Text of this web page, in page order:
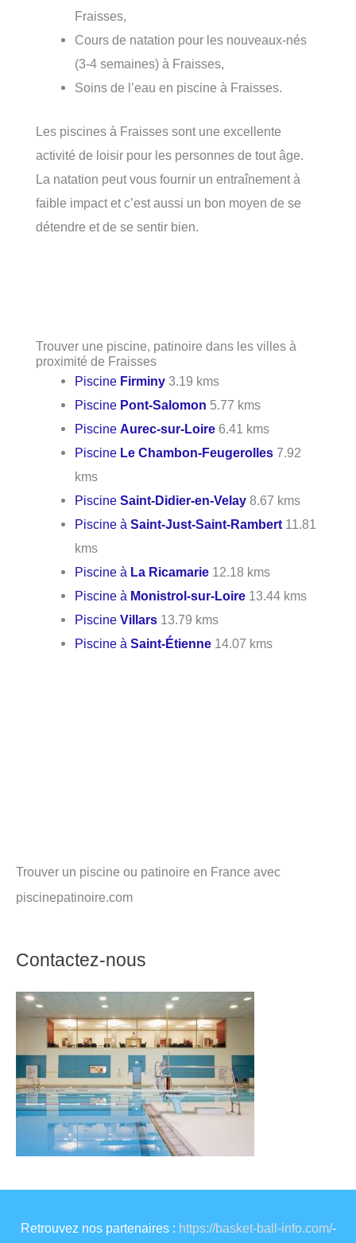
Fraisses,
Cours de natation pour les nouveaux-nés
(3-4 semaines) à Fraisses,
Soins de l’eau en piscine à Fraisses.
Les piscines à Fraisses sont une excellente
activité de loisir pour les personnes de tout âge.
La natation peut vous fournir un entraînement à
faible impact et c’est aussi un bon moyen de se
détendre et de se sentir bien.
Trouver une piscine, patinoire dans les villes à
proximité de Fraisses
Piscine Firminy 3.19 kms
Piscine Pont-Salomon 5.77 kms
PiscineAurec-sur-Loire 6.41 kms
Piscine Le Chambon-Feugerolles 7.92
kms
PiscineSaint-Didier-en-Velay 8.67 kms
Piscine àSaint-Just-Saint-Rambert 11.81
kms
Piscine à La Ricamarie 12.18 kms
Piscine à Monistrol-sur-Loire 13.44 kms
PiscineVillars 13.79 kms
Piscine àSaint-Étienne 14.07 kms
Trouver un piscine ou patinoire en France avec
piscinepatinoire.com
Contactez-nous
Retrouvez nos partenaires : https://basket-ball-info.com/-